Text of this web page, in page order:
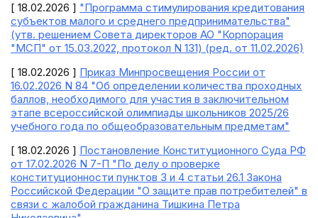
[ 18.02.2026 ] "Программа стимулирования кредитования
субъектов малого и среднего предпринимательства"
(утв. решением Совета директоров АО "Корпорация
"МСП" от 15.03.2022, протокол N 131) (ред. от 11.02.2026)
[ 18.02.2026 ] Приказ Минпросвещения России от
16.02.2026 N 84 "Об определении количества проходных
баллов, необходимого для участия в заключительном
этапе всероссийской олимпиады школьников 2025/26
учебного года по общеобразовательным предметам"
[ 18.02.2026 ] Постановление Конституционного Суда РФ
от 17.02.2026 N 7-П "По делу о проверке
конституционности пунктов 3 и 4 статьи 26.1 Закона
Российской Федерации "О защите прав потребителей" в
связи с жалобой гражданина Тишкина Петра